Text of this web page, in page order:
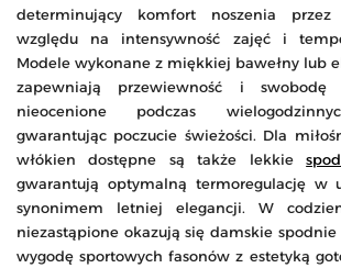
determinujący komfort noszenia
względu na intensywność zajęć i
Modele wykonane z miękkiej bawełny lub
zapewniają przewiewność i
nieocenione podczas
gwarantując poczucie świeżości. Dla
włókien dostępne są także lekkie
gwarantują optymalną termoregulację w
synonimem letniej elegancji. W
niezastąpione okazują się damskie spodnie
wygodę sportowych fasonów z estetyką